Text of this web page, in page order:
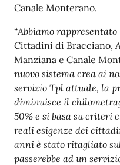
Canale Monterano.
“Abbiamo rappresentato
Cittadini di Bracciano,
Manziana e Canale
nuovo sistema crea ai
servizio Tpl attuale, la
diminuisce il
50% e si basa su criteri
reali esigenze dei
anni è stato ritagliato
passerebbe ad un